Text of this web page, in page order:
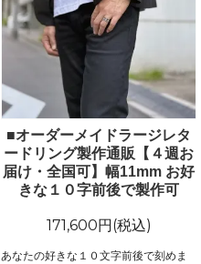
■オーダーメイドラージレタ
ードリング製作通販【４週お
届け・全国可】幅11mm お好
きな１０字前後で製作可
171,600円(税込)
あなたの好きな１０文字前後で刻めま